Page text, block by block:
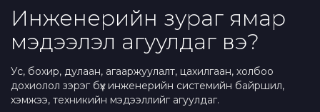
Инженерийн зураг ямар
мэдээлэл агуулдаг вэ?
Ус, бохир, дулаан, агааржуулалт, цахилгаан, холбоо
дохиолол зэрэг бүх инженерийн системийн байршил,
хэмжээ, техникийн мэдээллийг агуулдаг.